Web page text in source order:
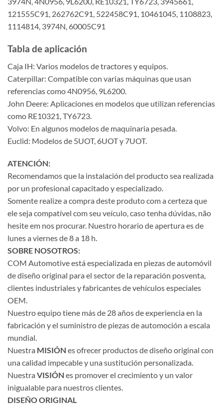
121555C91, 262762C91, 522458C91, 10461045, 1108823,
1114814, 3974N, 60005C91
Tabla de aplicación
Caja IH: Varios modelos de tractores y equipos.
Caterpillar: Compatible con varias máquinas que usan
referencias como 4N0956, 9L6200.
John Deere: Aplicaciones en modelos que utilizan referencias
como RE10321, TY6723.
Volvo: En algunos modelos de maquinaria pesada.
Euclid: Modelos de 5UOT, 6UOT y 7UOT.
ATENCIÓN:
Recomendamos que la instalación del producto sea realizada
por un profesional capacitado y especializado.
Somente realize a compra deste produto com a certeza que
ele seja compatível com seu veículo, caso tenha dúvidas, não
hesite em nos procurar. Nuestro horario de apertura es de
lunes a viernes de 8 a 18 h.
SOBRE NOSOTROS:
COM Automotive está especializada en piezas de automóvil
de diseño original para el sector de la reparación posventa,
clientes industriales y fabricantes de vehículos especiales
OEM.
Nuestro equipo tiene más de 28 años de experiencia en la
fabricación y el suministro de piezas de automoción a escala
mundial.
Nuestra MISIÓN es ofrecer productos de diseño original con
una calidad impecable y una sustitución personalizada.
Nuestra VISIÓN es promover el crecimiento y un valor
inigualable para nuestros clientes.
DISEÑO ORIGINAL